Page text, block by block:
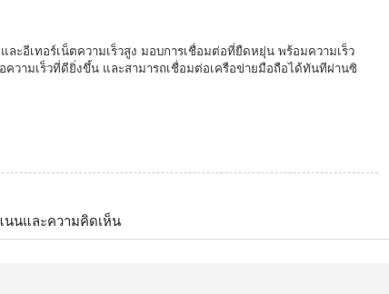
และอีเทอร์เน็ตความเร็วสูง มอบการเชื่อมต่อที่ยืดหยุ่น พร้อมความเร็ว
อความเร็วที่ดียิ่งขึ้น และสามารถเชื่อมต่อเครือข่ายมือถือได้ทันทีผ่านซิ
นนและความคิดเห็น